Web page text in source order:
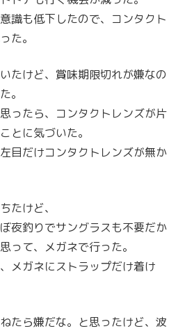
識も低下したので、コンタクト
た。
たけど、賞味期限切れが嫌なの
。
ったら、コンタクトレンズが片
とに気づいた。
目だけコンタクトレンズが無か
たけど、
夜釣りでサングラスも不要だか
って、メガネで行った。
メガネにストラップだけ着け
たら嫌だな。と思ったけど、波